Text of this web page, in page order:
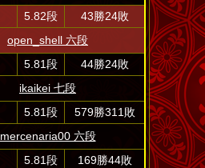
5.82段
43勝24敗
open_shell 六段
5.81段
44勝24敗
ikaikei 七段
5.81段
579勝311敗
mercenaria00 六段
5.81段
169勝44敗